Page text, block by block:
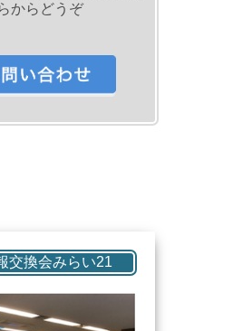
からどうぞ
交換会みらい21